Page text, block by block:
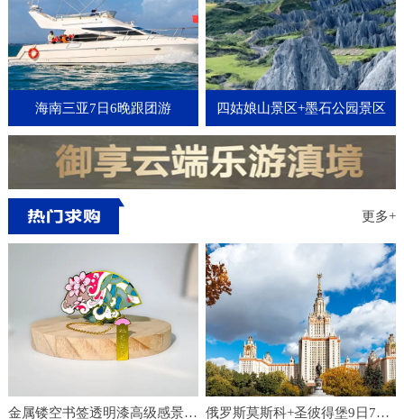
海南三亚7日6晚跟团游 四姑娘山景区+墨石公园景区
+新都桥3日2晚跟团游
更多+
金属镂空书签透明漆高级感景区纪念品学习文具中国风文创设计定制 俄罗斯莫斯科+圣彼得堡9日7晚跟团游